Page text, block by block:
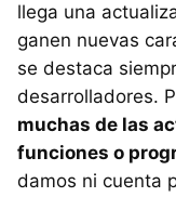
llega una
ganen nuevas
se destaca
desarrolladores.
muchas de las
funciones o
damos ni cuenta